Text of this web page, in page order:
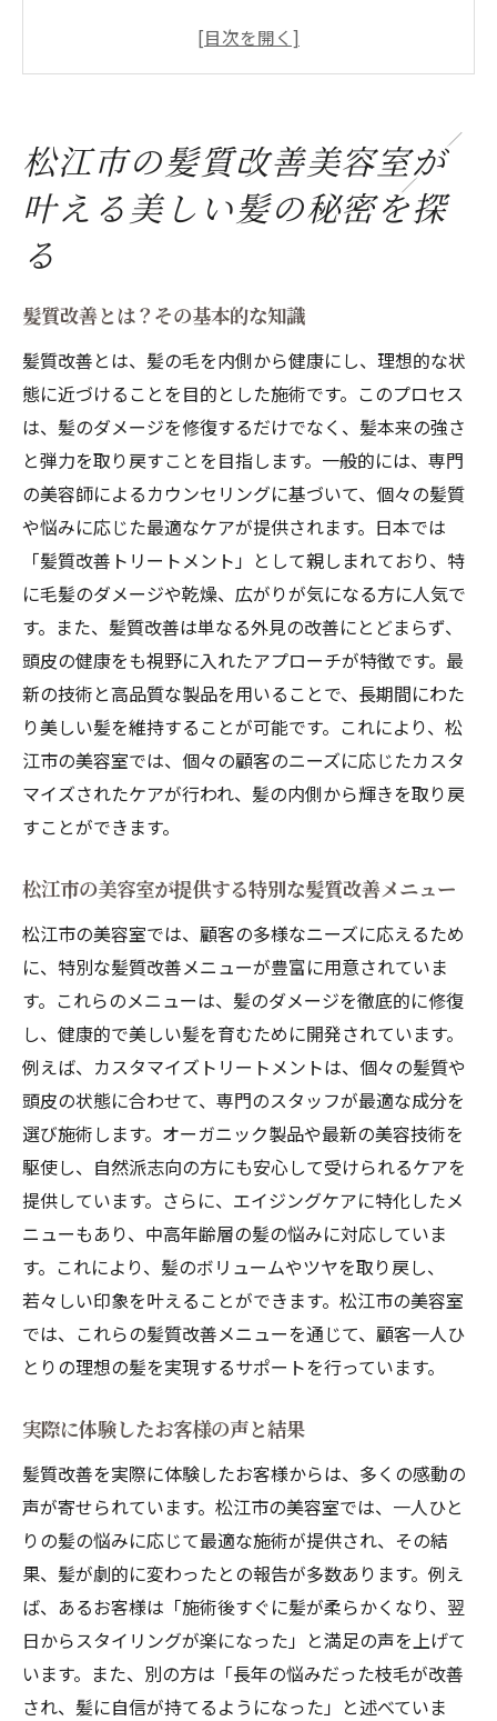
松江市の美容室が提供する特別な髪質改善
最新の髪質改善技術と製品の選び方
専門家が語る髪質改善の重要性
松江市での髪質改善施術の流れと体験談
施術前と施術後の髪の変化を比較
髪の悩みを解決するためのカスタマイズケ
ア
髪質改善に必要な施術頻度と費用
髪質改善効果を最大限に引き出すためのホ
ームケア
松江市の美容室が愛される理由
美しい髪を手に入れるための松江市最新髪質改
善テクニック
髪質改善の最先端テクノロジーを徹底解説
美容師が教える髪の健康管理法
髪質改善に効果的な成分とその役割
松江市の美容室が採用する最新の施術法
髪質改善成功のためのステップバイステッ
顧客満足度の高い施術の秘密
松江市での髪質改善体験髪の健康と美しさの新
たな可能性
髪質改善が髪の健康に与える具体的なメリ
ット
松江市特有の気候に適した髪質改善術
髪質改善を通じた個々の髪の悩み解決事例
美しい髪を保つための定期的なメンテナン
ス方法
髪質改善がもたらす心理的効果とその重要
性
地元美容室での髪質改善体験の満足度アン
ケート
髪質改善で輝く松江市の美容室が提供する特別
松江市の美容室が提供するオーダーメイド
の髪質改善
髪質改善で得られる理想のヘアスタイル
髪質改善施術前に知っておくべきポイント
髪質改善と日常ヘアケアの相乗効果
地元の人気美容師による髪質改善アドバイ
ス
髪質改善後の維持方法と注意点
松江市の髪質改善美容室が
叶える美しい髪の秘密を探
る
髪質改善とは？その基本的な知識
髪質改善とは、髪の毛を内側から健康にし、理想的な状
態に近づけることを目的とした施術です。このプロセス
は、髪のダメージを修復するだけでなく、髪本来の強さ
と弾力を取り戻すことを目指します。一般的には、専門
の美容師によるカウンセリングに基づいて、個々の髪質
や悩みに応じた最適なケアが提供されます。日本では
「髪質改善トリートメント」として親しまれており、特
に毛髪のダメージや乾燥、広がりが気になる方に人気で
す。また、髪質改善は単なる外見の改善にとどまらず、
頭皮の健康をも視野に入れたアプローチが特徴です。最
新の技術と高品質な製品を用いることで、長期間にわた
り美しい髪を維持することが可能です。これにより、松
江市の美容室では、個々の顧客のニーズに応じたカスタ
マイズされたケアが行われ、髪の内側から輝きを取り戻
すことができます。
松江市の美容室が提供する特別な髪質改善メニュー
松江市の美容室では、顧客の多様なニーズに応えるため
に、特別な髪質改善メニューが豊富に用意されていま
す。これらのメニューは、髪のダメージを徹底的に修復
し、健康的で美しい髪を育むために開発されています。
例えば、カスタマイズトリートメントは、個々の髪質や
頭皮の状態に合わせて、専門のスタッフが最適な成分を
選び施術します。オーガニック製品や最新の美容技術を
駆使し、自然派志向の方にも安心して受けられるケアを
提供しています。さらに、エイジングケアに特化したメ
ニューもあり、中高年齢層の髪の悩みに対応していま
す。これにより、髪のボリュームやツヤを取り戻し、
若々しい印象を叶えることができます。松江市の美容室
では、これらの髪質改善メニューを通じて、顧客一人ひ
とりの理想の髪を実現するサポートを行っています。
実際に体験したお客様の声と結果
髪質改善を実際に体験したお客様からは、多くの感動の
声が寄せられています。松江市の美容室では、一人ひと
りの髪の悩みに応じて最適な施術が提供され、その結
果、髪が劇的に変わったとの報告が多数あります。例え
ば、あるお客様は「施術後すぐに髪が柔らかくなり、翌
日からスタイリングが楽になった」と満足の声を上げて
います。また、別の方は「長年の悩みだった枝毛が改善
され、髪に自信が持てるようになった」と述べていま